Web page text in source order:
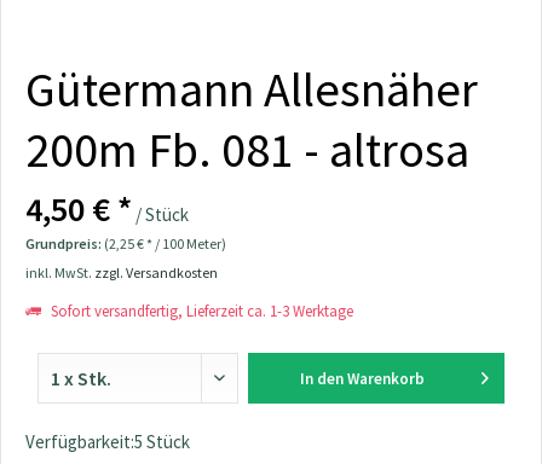
Gütermann Allesnäher
200m Fb. 081 - altrosa
4,50 € * / Stück
Grundpreis: (2,25 € * / 100 Meter)
inkl. MwSt. zzgl. Versandkosten
Sofort versandfertig, Lieferzeit ca. 1-3 Werktage
In den Warenkorb
Verfügbarkeit:5 Stück